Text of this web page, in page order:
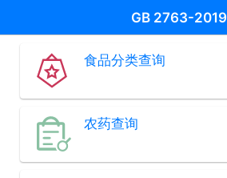
GB 2763-2019
食品分类查询
农药查询